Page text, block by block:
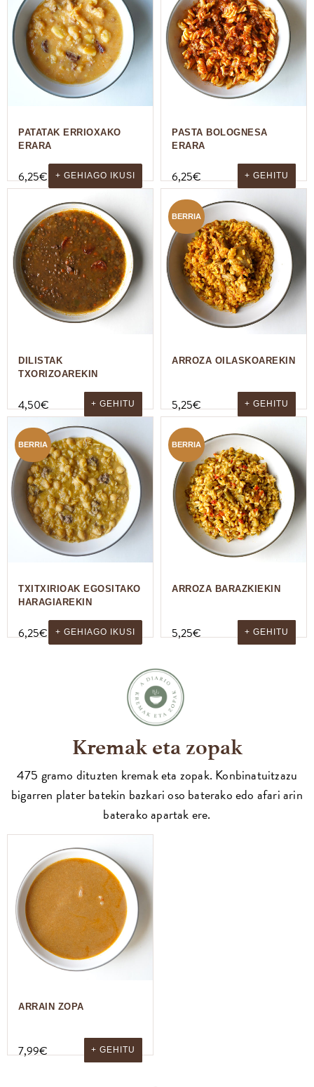
PATATAK ERRIOXAKO
ERARA
6,25€ + GEHIAGO IKUSI
PASTA BOLOGNESA
ERARA
6,25€ + GEHITU
DILISTAK
TXORIZOAREKIN
4,50€ + GEHITU
BERRIA
ARROZA OILASKOAREKIN
5,25€ + GEHITU
BERRIA
TXITXIRIOAK EGOSITAKO
HARAGIAREKIN
6,25€ + GEHIAGO IKUSI
BERRIA
ARROZA BARAZKIEKIN
5,25€ + GEHITU
Kremak eta zopak
475 gramo dituzten kremak eta zopak. Konbinatuitzazu
bigarren plater batekin bazkari oso baterako edo afari arin
baterako apartak ere.
ARRAIN ZOPA
7,99€ + GEHITU